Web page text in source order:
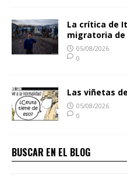
La crítica de
migratoria de
05/08/2026
0
Las viñetas
05/08/2026
0
BUSCAR EN EL BLOG